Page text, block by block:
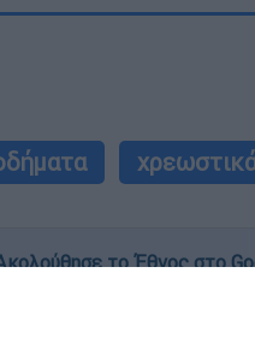
το Έθνος στο